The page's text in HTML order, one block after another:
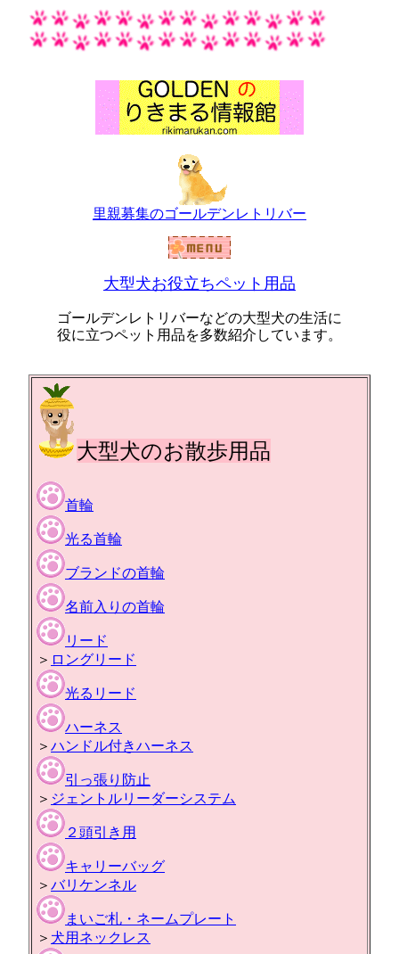
里親募集のゴールデンレトリバー
大型犬お役立ちペット用品
ゴールデンレトリバーなどの大型犬の生活に
役に立つペット用品を多数紹介しています。
大型犬のお散歩用品
首輪
光る首輪
ブランドの首輪
名前入りの首輪
リード
＞ ロングリード
光るリード
ハーネス
＞ ハンドル付きハーネス
引っ張り防止
＞ ジェントルリーダーシステム
２頭引き用
キャリーバッグ
＞ バリケンネル
まいご札・ネームプレート
＞ 犬用ネックレス